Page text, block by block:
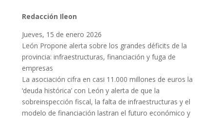
Redacción Ileon
Jueves, 15 de enero 2026
León Propone alerta sobre los grandes déficits de la
provincia: infraestructuras, financiación y fuga de
empresas
La asociación cifra en casi 11.000 millones de euros la
‘deuda histórica’ con León y alerta de que la
sobreinspección fiscal, la falta de infraestructuras y el
modelo de financiación lastran el futuro económico y